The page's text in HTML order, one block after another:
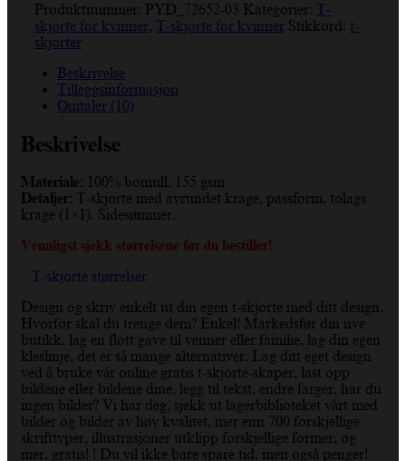
Produktnummer: PYD_72652-03 Kategorier: T-
skjorte for kvinner, T-skjorte for kvinner Stikkord: t-
skjorter
Beskrivelse
Tilleggsinformasjon
Omtaler (10)
Beskrivelse
Materiale: 100% bomull, 155 gsm
Detaljer: T-skjorte med avrundet krage, passform, tolags
krage (1×1). Sidesømmer.
Vennligst sjekk størrelsene før du bestiller!
T-skjorte størrelser
Design og skriv enkelt ut din egen t-skjorte med ditt design.
Hvorfor skal du trenge dem? Enkel! Markedsfør din nye
butikk, lag en flott gave til venner eller familie, lag din egen
kleslinje, det er så mange alternativer. Lag ditt eget design
ved å bruke vår online gratis t-skjorte-skaper, last opp
bildene eller bildene dine, legg til tekst, endre farger, har du
ingen bilder? Vi har deg, sjekk ut lagerbiblioteket vårt med
bilder og bilder av høy kvalitet, mer enn 700 forskjellige
skrifttyper, illustrasjoner utklipp forskjellige former, og
mer, gratis! ! Du vil ikke bare spare tid, men også penger!